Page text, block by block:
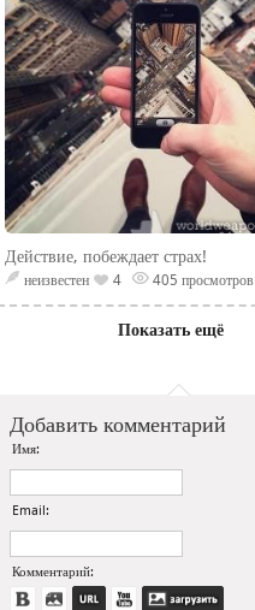
Действие, побеждает страх!
неизвестен 4 405 просмотров
Показать ещё
Добавить комментарий
Имя:
Email:
Комментарий: